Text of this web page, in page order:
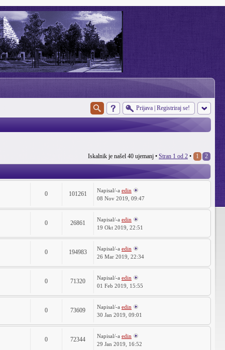
Prijava Registriraj se!
Iskalnik je našel 40 ujemanj • Stran 1 od 2 • 1 2
0 101261 Napisal/-a edin
08 Nov 2019, 09:47
0 26861 Napisal/-a edin
19 Okt 2019, 22:51
0 194983 Napisal/-a edin
26 Mar 2019, 22:34
0 71320 Napisal/-a edin
01 Feb 2019, 15:55
0 73609 Napisal/-a edin
30 Jan 2019, 09:01
0 72344 Napisal/-a edin
29 Jan 2019, 16:52